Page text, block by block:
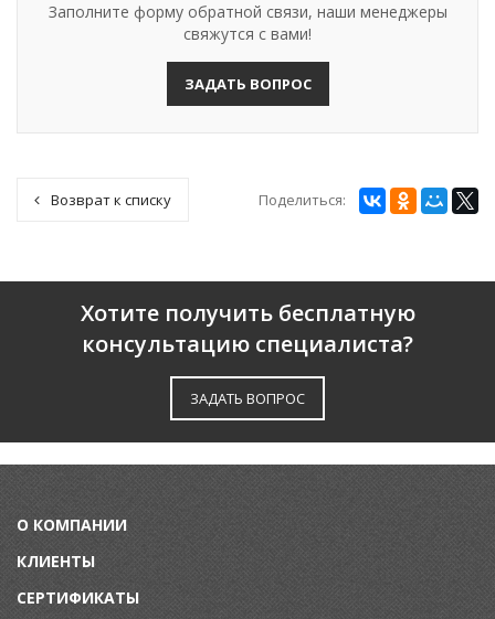
Заполните форму обратной связи, наши менеджеры
свяжутся с вами!
ЗАДАТЬ ВОПРОС
Возврат к списку Поделиться:
Хотите получить бесплатную
консультацию специалиста?
ЗАДАТЬ ВОПРОС
О КОМПАНИИ
КЛИЕНТЫ
СЕРТИФИКАТЫ